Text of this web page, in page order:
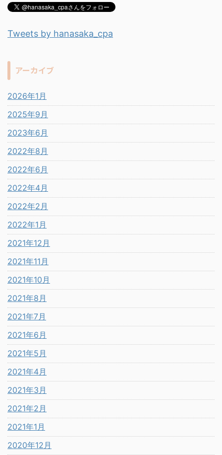
Tweets by hanasaka_cpa
アーカイブ
2026年1月
2025年9月
2023年6月
2022年8月
2022年6月
2022年4月
2022年2月
2022年1月
2021年12月
2021年11月
2021年10月
2021年8月
2021年7月
2021年6月
2021年5月
2021年4月
2021年3月
2021年2月
2021年1月
2020年12月